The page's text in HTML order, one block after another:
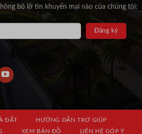
bỏ lỡ tin khuyến mại nào của chúng tôi:
ĐẤT
HƯỚNG DẪN TRỢ GIÚP
XEM BẢN ĐỒ LIÊN HỆ GÓP Ý